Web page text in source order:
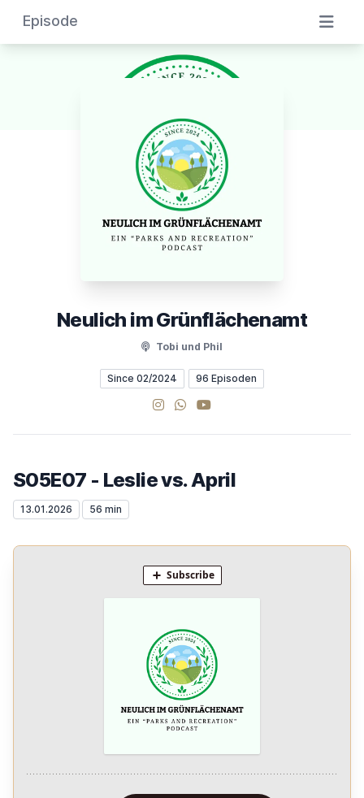
Episode
Neulich im Grünflächenamt
Tobi und Phil
Since 02/2024 96 Episoden
Instagram
WhatsApp Channel
YouTube
S05E07 - Leslie vs. April
13.01.2026 56 min